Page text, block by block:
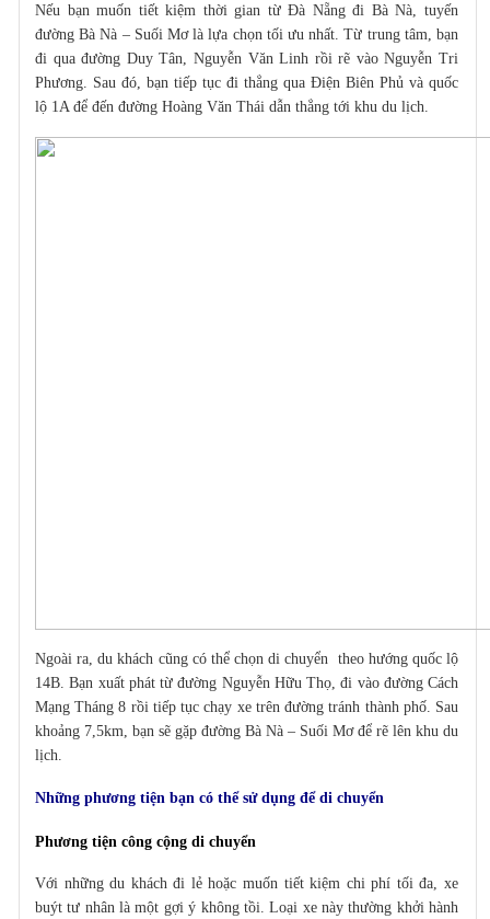
Nếu bạn muốn tiết kiệm thời gian từ Đà Nẵng đi Bà Nà, tuyến
đường Bà Nà – Suối Mơ là lựa chọn tối ưu nhất. Từ trung tâm, bạn
đi qua đường Duy Tân, Nguyễn Văn Linh rồi rẽ vào Nguyễn Tri
Phương. Sau đó, bạn tiếp tục đi thẳng qua Điện Biên Phủ và quốc
lộ 1A để đến đường Hoàng Văn Thái dẫn thẳng tới khu du lịch.
Ngoài ra, du khách cũng có thể chọndi chuyển
theo hướng quốc lộ
14B. Bạn xuất phát từ đường Nguyễn Hữu Thọ, đi vào đường Cách
Mạng Tháng 8 rồi tiếp tục chạy xe trên đường tránh thành phố. Sau
khoảng 7,5km, bạn sẽ gặp đường Bà Nà – Suối Mơ để rẽ lên khu du
lịch.
Những phương tiện bạn có thể sử dụng để di chuyển
Phương tiện công cộng di chuyển
Với những du khách đi lẻ hoặc muốn tiết kiệm chi phí tối đa, xe
buýt tư nhân là một gợi ý không tồi. Loại xe này thường khởi hành